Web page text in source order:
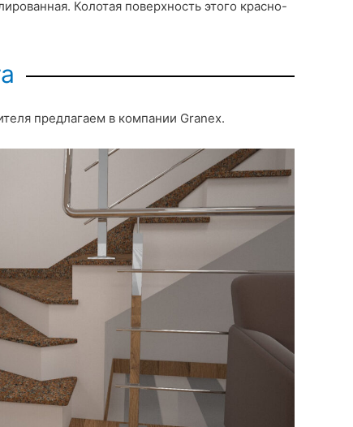
Колотая поверхность этого красно-
предлагаем в компании Granex.